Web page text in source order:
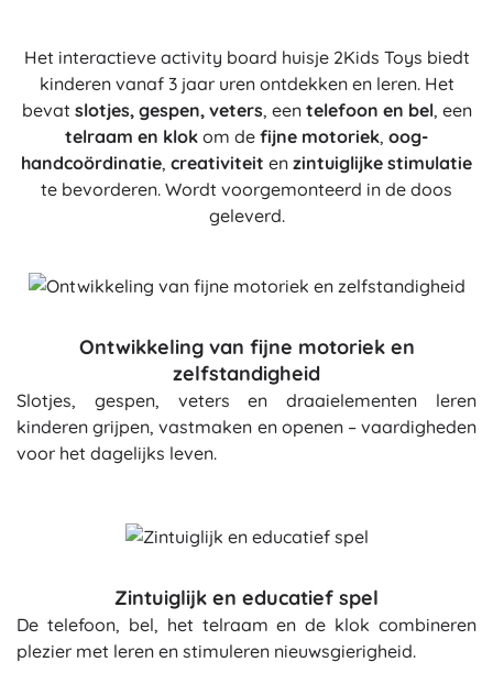
Het interactieve activity board huisje 2Kids Toys biedt
kinderen vanaf 3 jaar uren ontdekken en leren. Het
bevat slotjes, gespen, veters, een telefoon en bel, een
telraam en klok om de fijne motoriek, oog-
handcoördinatie, creativiteit en zintuiglijke stimulatie
te bevorderen. Wordt voorgemonteerd in de doos
geleverd.
Ontwikkeling van fijne motoriek en
zelfstandigheid
Slotjes, gespen, veters en draaielementen leren
kinderen grijpen, vastmaken en openen – vaardigheden
voor het dagelijks leven.
Zintuiglijk en educatief spel
De telefoon, bel, het telraam en de klok combineren
plezier met leren en stimuleren nieuwsgierigheid.